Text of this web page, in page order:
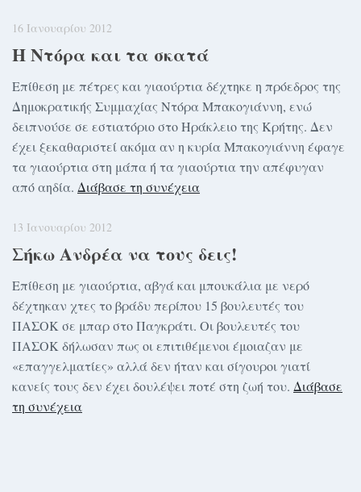
16 Ιανουαρίου 2012
Η Ντόρα και τα σκατά
Επίθεση με πέτρες και γιαούρτια δέχτηκε η πρόεδρος της
Δημοκρατικής Συμμαχίας Ντόρα Μπακογιάννη, ενώ
δειπνούσε σε εστιατόριο στο Ηράκλειο της Κρήτης. Δεν
έχει ξεκαθαριστεί ακόμα αν η κυρία Μπακογιάννη έφαγε
τα γιαούρτια στη μάπα ή τα γιαούρτια την απέφυγαν
από αηδία. Διάβασε τη συνέχεια
13 Ιανουαρίου 2012
Σήκω Ανδρέα να τους δεις!
Επίθεση με γιαούρτια, αβγά και μπουκάλια με νερό
δέχτηκαν χτες το βράδυ περίπου 15 βουλευτές του
ΠΑΣΟΚ σε μπαρ στο Παγκράτι. Οι βουλευτές του
ΠΑΣΟΚ δήλωσαν πως οι επιτιθέμενοι έμοιαζαν με
«επαγγελματίες» αλλά δεν ήταν και σίγουροι γιατί
κανείς τους δεν έχει δουλέψει ποτέ στη ζωή του. Διάβασε
τη συνέχεια